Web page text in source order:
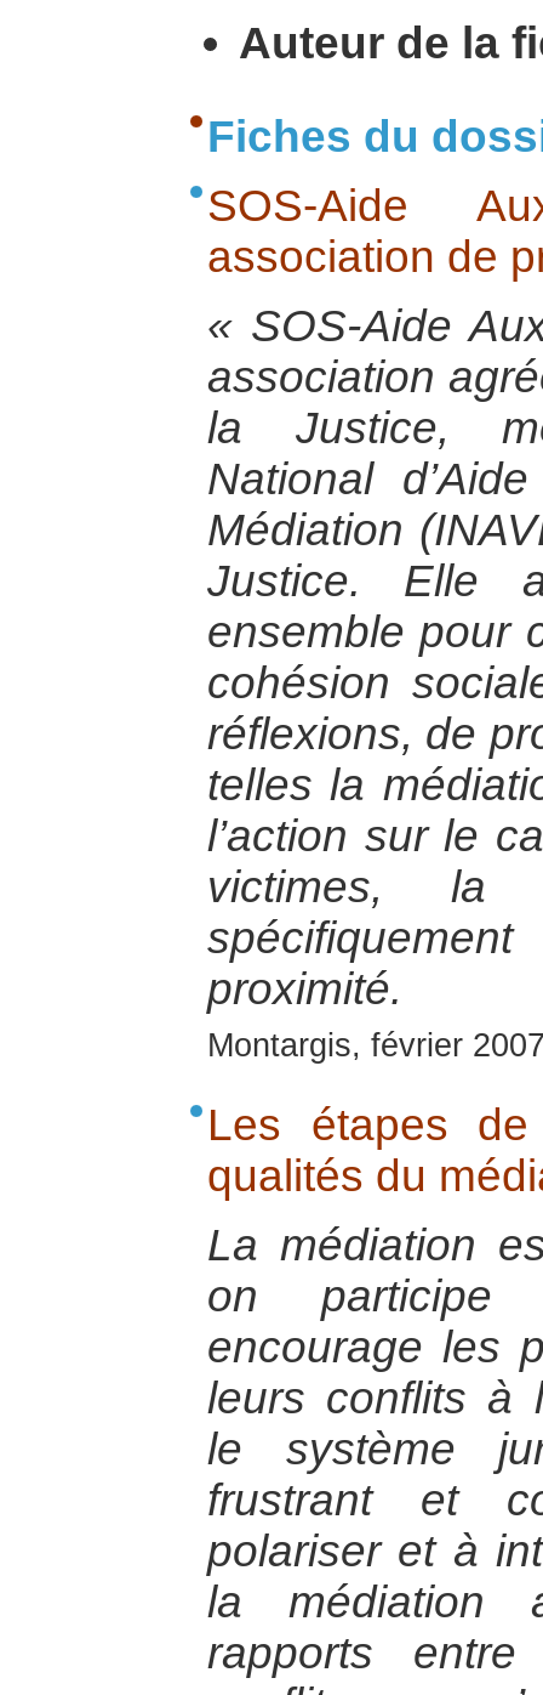
Auteur de la
Fiches du
SOS-Aide
association de
« SOS-Aide
association
la Justice,
National
Médiation
Justice. Elle
ensemble pour
cohésion
réflexions, de
telles la
l’action sur le
victimes, la
proximité.
Montargis, février
Les étapes
qualités du
La médiation
on participe
encourage les
leurs conflits à
le système
frustrant et
polariser et à
la médiation
rapports